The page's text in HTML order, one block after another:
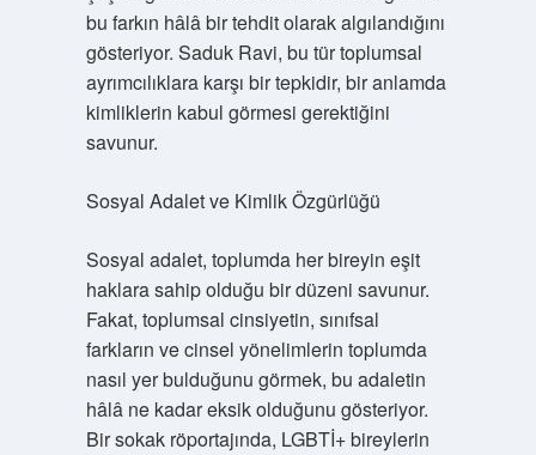
bu farkın hâlâ bir tehdit olarak algılandığını
gösteriyor. Saduk Ravi, bu tür toplumsal
ayrımcılıklara karşı bir tepkidir, bir anlamda
kimliklerin kabul görmesi gerektiğini
savunur.
Sosyal Adalet ve Kimlik Özgürlüğü
Sosyal adalet, toplumda her bireyin eşit
haklara sahip olduğu bir düzeni savunur.
Fakat, toplumsal cinsiyetin, sınıfsal
farkların ve cinsel yönelimlerin toplumda
nasıl yer bulduğunu görmek, bu adaletin
hâlâ ne kadar eksik olduğunu gösteriyor.
Bir sokak röportajında, LGBTİ+ bireylerin